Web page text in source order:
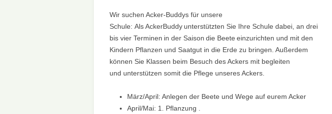
Wir suchen Acker-Buddys für unsere
Schule: Als AckerBuddy unterstützten Sie Ihre Schule dabei, an drei
bis vier Terminen in der Saison die Beete einzurichten und mit den
Kindern Pflanzen und Saatgut in die Erde zu bringen. Außerdem
können Sie Klassen beim Besuch des Ackers mit begleiten
und unterstützen somit die Pflege unseres Ackers.
März/April: Anlegen der Beete und Wege auf eurem Acker
April/Mai: 1. Pflanzung .